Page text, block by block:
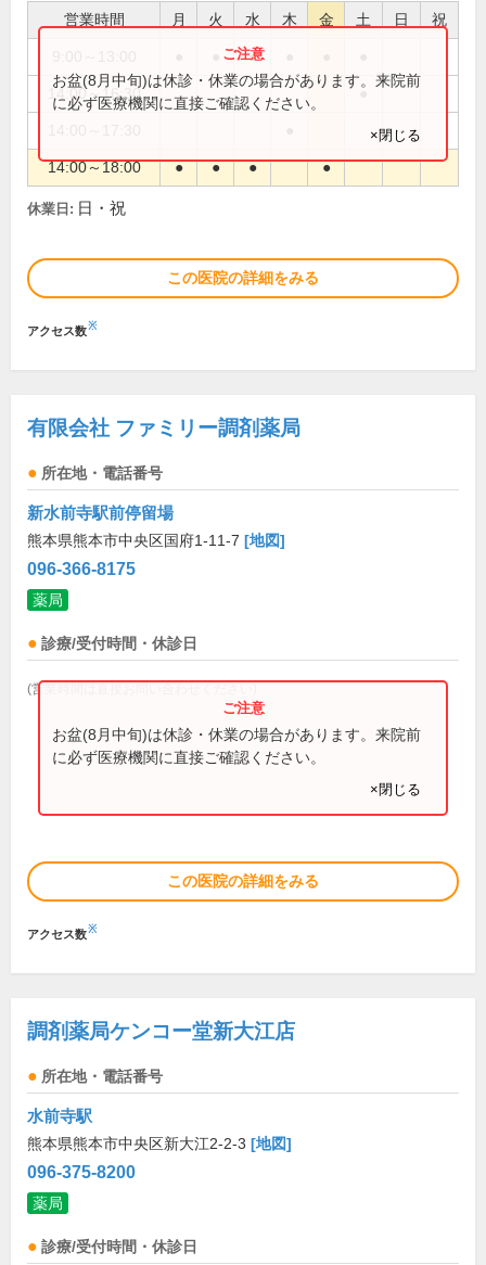
営業時間 月 火 水 木 金 土 日 祝
●
14:00～16:30 ●
14:00～18:00 ● ● ● ●
お盆(8月中旬)は休診・休業の場合があります。来院前
に必ず医療機関に直接ご確認ください。
×閉じる
休業日: 日・祝
この医院の詳細をみる
アクセス数※
有限会社 ファミリー調剤薬局
所在地・電話番号
新水前寺駅前停留場
熊本県熊本市中央区国府1-11-7 [地図]
096-366-8175
薬局
診療/受付時間・休診日
(営業時間は直接お問い合わせください)
お盆(8月中旬)は休診・休業の場合があります。来院前
に必ず医療機関に直接ご確認ください。
×閉じる
この医院の詳細をみる
アクセス数※
調剤薬局ケンコー堂新大江店
所在地・電話番号
水前寺駅
熊本県熊本市中央区新大江2-2-3 [地図]
096-375-8200
薬局
診療/受付時間・休診日